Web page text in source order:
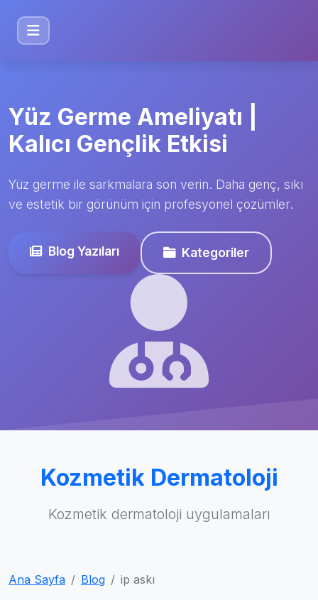
Yüz Germe Ameliyatı |
Kalıcı Gençlik Etkisi
Yüz germe ile sarkmalara son verin. Daha genç, sıkı
ve estetik bir görünüm için profesyonel çözümler.
Blog Yazıları Kategoriler
Kozmetik Dermatoloji
Kozmetik dermatoloji uygulamaları
Ana Sayfa Blog ip askı